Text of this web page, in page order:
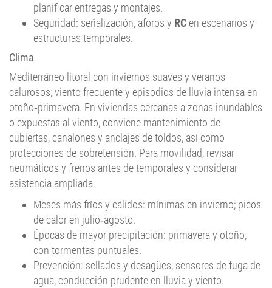
planificar entregas y montajes.
Seguridad: señalización, aforos y RC en escenarios y
estructuras temporales.
Clima
Mediterráneo litoral con inviernos suaves y veranos
calurosos; viento frecuente y episodios de lluvia intensa en
otoño‑primavera. En viviendas cercanas a zonas inundables
o expuestas al viento, conviene mantenimiento de
cubiertas, canalones y anclajes de toldos, así como
protecciones de sobretensión. Para movilidad, revisar
neumáticos y frenos antes de temporales y considerar
asistencia ampliada.
Meses más fríos y cálidos: mínimas en invierno; picos
de calor en julio‑agosto.
Épocas de mayor precipitación: primavera y otoño,
con tormentas puntuales.
Prevención: sellados y desagües; sensores de fuga de
agua; conducción prudente en lluvia y viento.